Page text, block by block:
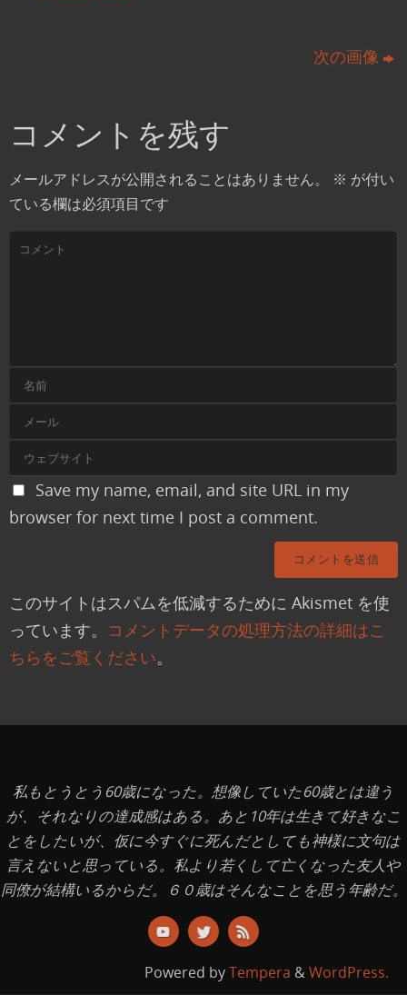
次の画像
コメントを残す
メールアドレスが公開されることはありません。 ※ が付い
ている欄は必須項目です
Save my name, email, and site URL in my
browser for next time I post a comment.
このサイトはスパムを低減するために Akismet を使
っています。
コメントデータの処理方法の詳細はこ
ちらをご覧ください。
私もとうとう60歳になった。想像していた60歳とは違う
が、それなりの達成感はある。あと10年は生きて好きなこ
とをしたいが、仮に今すぐに死んだとしても神様に文句は
言えないと思っている。私より若くして亡くなった友人や
同僚が結構いるからだ。６０歳はそんなことを思う年齢だ。
Powered byTempera &WordPress.